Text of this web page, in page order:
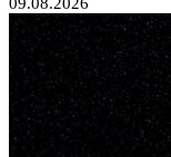
09.08.2026